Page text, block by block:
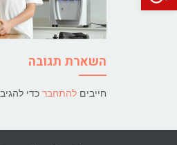
השארת תגובה
חייבים להתחבר כדי להגיב.